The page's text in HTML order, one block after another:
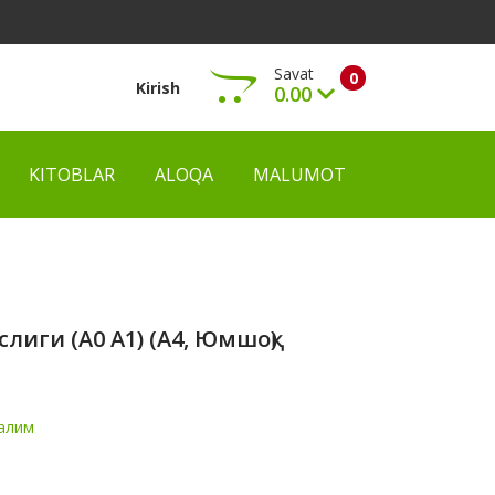
Kirish 0
Savat
0.00
Ko‘rish
KITOBLAR ALOQA MALUMOT
(А0 A1) (А4, Юмшоқ)